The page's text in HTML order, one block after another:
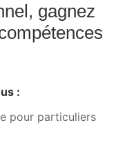
gagnez
:
pour particuliers